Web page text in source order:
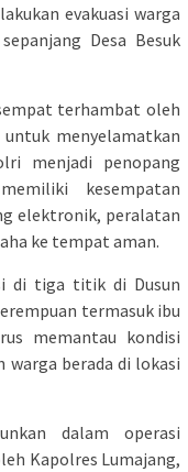
evakuasi warga
Desa Besuk
terhambat oleh
menyelamatkan
menjadi penopang
kesempatan
elektronik, peralatan
ke tempat aman.
di tiga titik di Dusun
termasuk ibu
memantau kondisi
warga berada di lokasi
dalam operasi
Kapolres Lumajang,